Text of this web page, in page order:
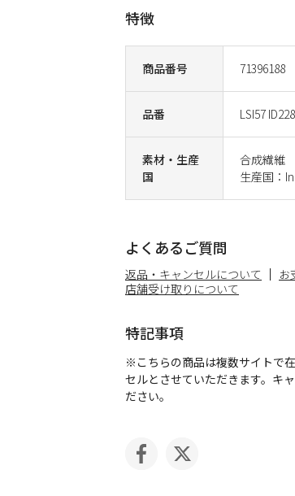
商品番号 71396188
品番 LSI57
素材・生産
国
合成繊維
生産国：
特徴
よくあるご質問
返品・キャンセルについて お
店舗受け取りについて
特記事項
※こちらの商品は複数サイトで
セルとさせていただきます。キ
ださい。